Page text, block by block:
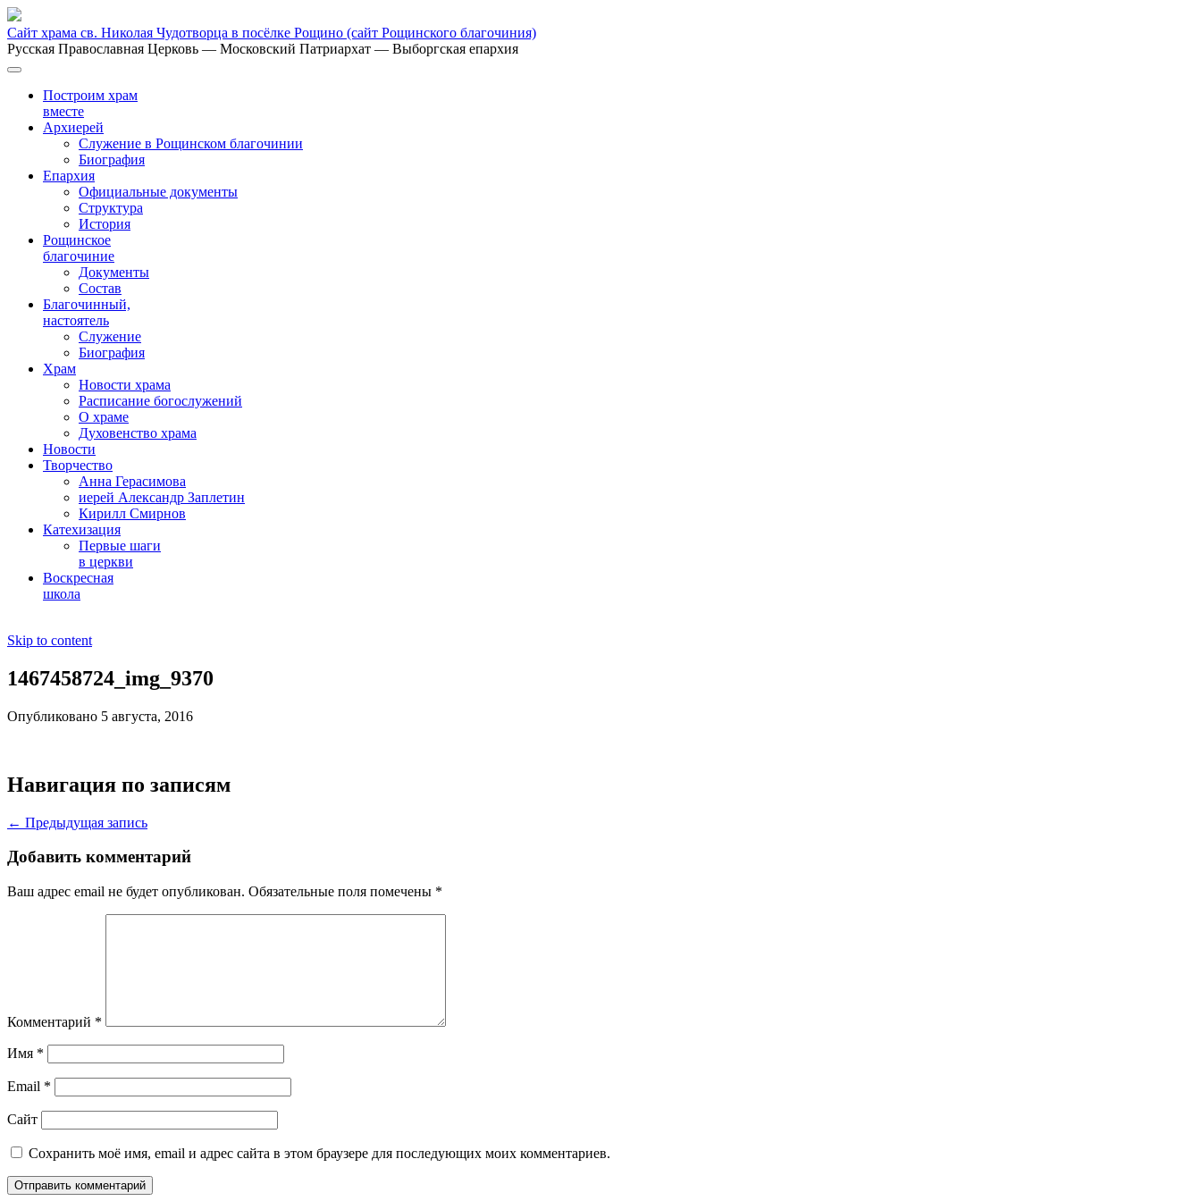
Сайт храма св. Николая Чудотворца в посёлке Рощино (сайт Рощинского благочиния)
Русская Православная Церковь — Московский Патриархат — Выборгская епархия
Построим храм
вместе
Архиерей
Служение в Рощинском благочинии
Биография
Епархия
Официальные документы
Структура
История
Рощинское
благочиние
Документы
Состав
Благочинный,
настоятель
Служение
Биография
Храм
Новости храма
Расписание богослужений
О храме
Духовенство храма
Новости
Творчество
Анна Герасимова
иерей Александр Заплетин
Кирилл Смирнов
Катехизация
Первые шаги
в церкви
Воскресная
школа
Skip to content
1467458724_img_9370
Опубликовано 5 августа, 2016
Навигация по записям
← Предыдущая запись
Добавить комментарий
Ваш адрес email не будет опубликован. Обязательные поля помечены *
Комментарий *
Имя *
Email *
Сайт
Сохранить моё имя, email и адрес сайта в этом браузере для последующих моих комментариев.